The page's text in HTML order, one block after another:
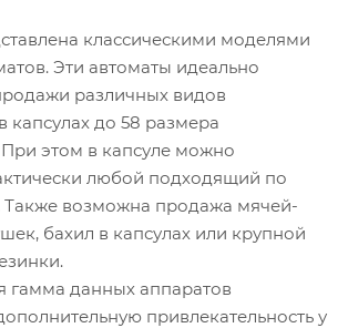
классическими моделями
Эти автоматы идеально
различных видов
капсулах до 58 размера
этом в капсуле можно
любой подходящий по
Также возможна продажа мячей-
бахил в капсулах или крупной
гамма данных аппаратов
привлекательность у